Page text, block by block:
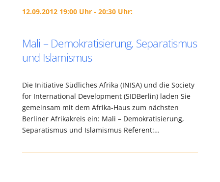
12.09.2012 19:00 Uhr - 20:30 Uhr:
Mali – Demokratisierung, Separatismus
und Islamismus
Die Initiative Südliches Afrika (INISA) und die Society
for International Development (SIDBerlin) laden Sie
gemeinsam mit dem Afrika-Haus zum nächsten
Berliner Afrikakreis ein: Mali – Demokratisierung,
Separatismus und Islamismus Referent:…